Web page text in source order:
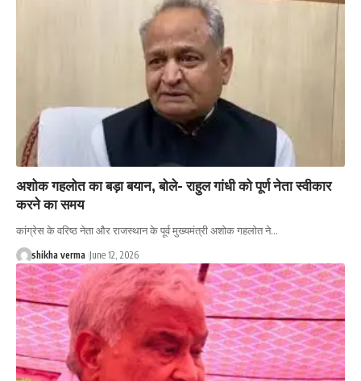
अशोक गहलोत का बड़ा बयान, बोले- राहुल गांधी को पूर्ण नेता स्वीकार
करने का समय
कांग्रेस के वरिष्ठ नेता और राजस्थान के पूर्व मुख्यमंत्री अशोक गहलोत ने…
shikha verma June 12, 2026